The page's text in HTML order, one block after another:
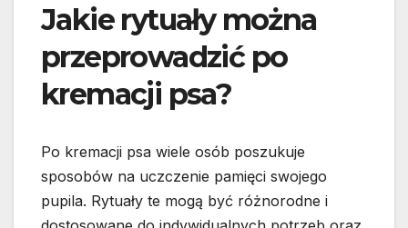
Jakie rytuały można
przeprowadzić po
kremacji psa?
Po kremacji psa wiele osób poszukuje
sposobów na uczczenie pamięci swojego
pupila. Rytuały te mogą być różnorodne i